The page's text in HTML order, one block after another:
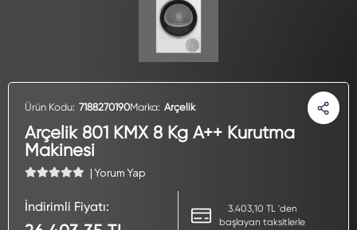
Ürün Kodu: 7188270190Marka: Arçelik
Arçelik 801 KMX 8 Kg A++ Kurutma
Makinesi
| Yorum Yap
İndirimli Fiyatı:
3.403,10 TL 'den
başlayan taksitlerle